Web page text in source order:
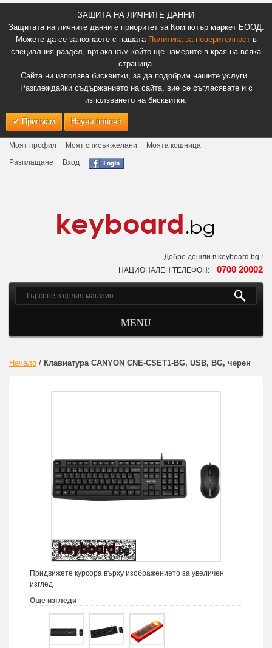
ЗАЩИТА НА ЛИЧНИТЕ ДАННИ
Защитата на личните данни е приоритет за Компютър маркет ЕООД.
Можете да се запознаете с нашатаПолитика за поверителноств
специалния раздел, връзка към който ще намерите в края на всяка
страница.
Сайта ни използва бисквитки, за да подобрим нашите услуги .
Разглеждайки съдържанието на сайта, вие се съгласявате и с
използването на бисквитки.
Приемам Научи повече
Моят профил Моят списък желани
Моята кошница
Разплащане
Вход
Добре дошли в keyboard.bg !
НАЦИОНАЛЕН ТЕЛЕФОН: 0700 20002
MENU
Начало / Клавиатура CANYON CNE-CSET1-BG, USB, BG, черен
Придвижете курсора върху изображението за увеличен
изглед
Още изгледи